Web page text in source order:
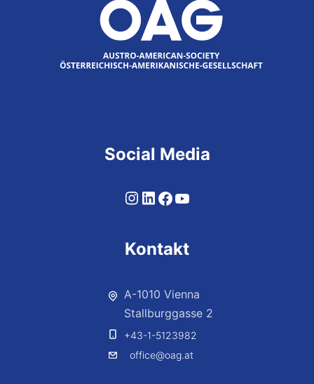
Social Media
Kontakt
A-1010 Vienna
Stallburggasse 2
+43-1-5123982
office@oag.at